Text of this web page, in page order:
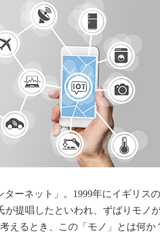
ターネット」。1999年にイギリス
提唱したといわれ、ずばりモノ
えるとき、この「モノ」とは何